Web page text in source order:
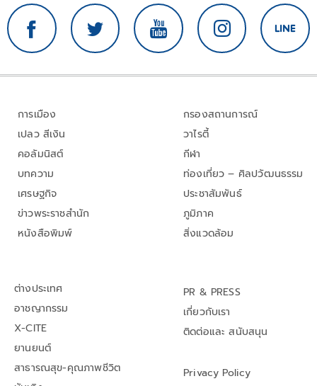
การเมือง
เปลว สีเงิน
คอลัมนิสต์
บทความ
เศรษฐกิจ
ข่าวพระราชสำนัก
หนังสือพิมพ์
กรองสถานการณ์
วาไรตี้
กีฬา
ท่องเที่ยว – ศิลปวัฒนธรรม
ประชาสัมพันธ์
ภูมิภาค
สิ่งแวดล้อม
ต่างประเทศ
อาชญากรรม
X-CITE
ยานยนต์
สาธารณสุข-คุณภาพชีวิต
PR & PRESS
เกี่ยวกับเรา
ติดต่อและ สนับสนุน
Privacy Policy